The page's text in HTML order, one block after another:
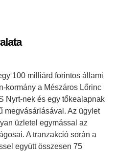
100 milliárd forintos állami
kormány a Mészáros Lőrinc
Nyrt-nek és egy tőkealapnak
megvásárlásával. Az ügylet
üzletel egymással az
A tranzakció során a
együtt összesen 75